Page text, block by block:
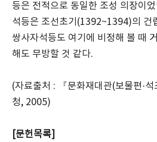
등은 전적으로 동일한 조성 의장이
석등은 조선초기(1392~1394)의 건
쌍사자석등도 여기에 비정해 볼 때
해도 무방할 것 같다.
(자료출처 : 『문화재대관(보물편·
청, 2005)
[문헌목록]